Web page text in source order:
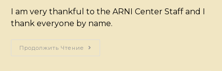
I am very thankful to the ARNI Center Staff and I
thank everyone by name.
Продолжить Чтение